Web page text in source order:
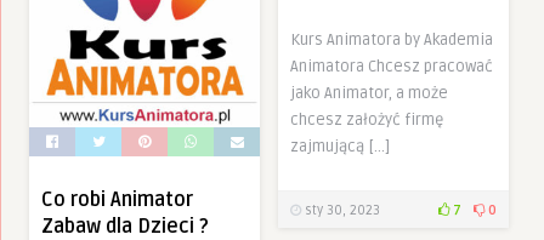
Kurs Animatora by Akademia
Animatora Chcesz pracować
jako Animator, a może
chcesz założyć firmę
zajmującą […]
sty 30, 2023 7 0
Co robi Animator
Zabaw dla Dzieci ?